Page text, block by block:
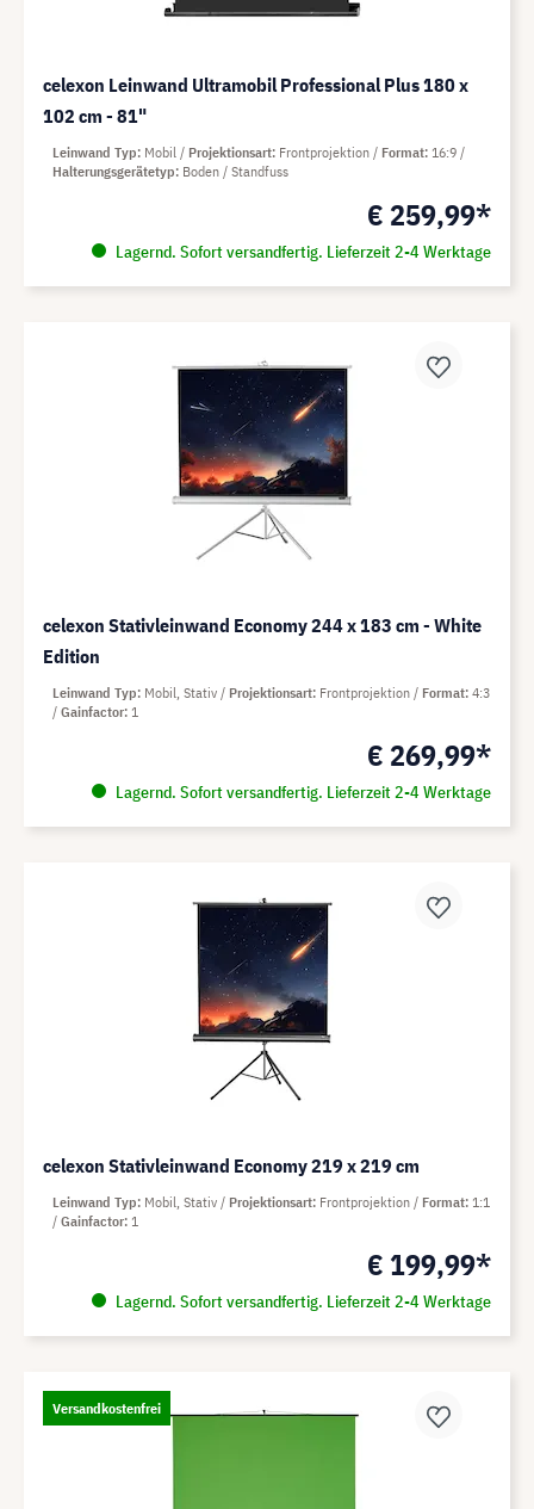
celexon Leinwand Ultramobil Professional Plus 180 x
102 cm - 81"
€ 259,99*
Lagernd. Sofort versandfertig. Lieferzeit 2-4 Werktage
Leinwand Typ Mobil Projektionsart Frontprojektion Format 16:9
Halterungsgerätetyp Boden / Standfuss
celexon Stativleinwand Economy 244 x 183 cm - White
Edition
€ 269,99*
Lagernd. Sofort versandfertig. Lieferzeit 2-4 Werktage
Leinwand Typ Mobil, Stativ Projektionsart Frontprojektion Format 4:3
Gainfactor 1
celexon Stativleinwand Economy 219 x 219 cm
€ 199,99*
Lagernd. Sofort versandfertig. Lieferzeit 2-4 Werktage
Leinwand Typ Mobil, Stativ Projektionsart Frontprojektion Format 1:1
Gainfactor 1
Versandkostenfrei